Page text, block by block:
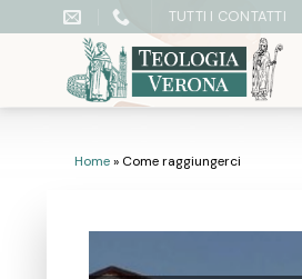
to
TUTTI I CONTATTI
Home» Come raggiungerci